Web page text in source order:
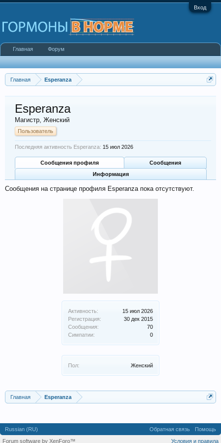
Вход
Главная Esperanza
Активность:
15 июл 2026
Регистрация:
30 дек 2015
Сообщения:
70
Симпатии:
0
Пол: Женский
Esperanza
Магистр, Женский
Пользователь
Последняя активность Esperanza: 15 июл 2026
Сообщения профиля
Сообщения
Информация
Сообщения на странице профиля Esperanza пока отсутствуют.
Главная Esperanza
Главная Форум
Russian (RU) Обратная связь
Помощь
Условия и правила
Forum software by XenForo™